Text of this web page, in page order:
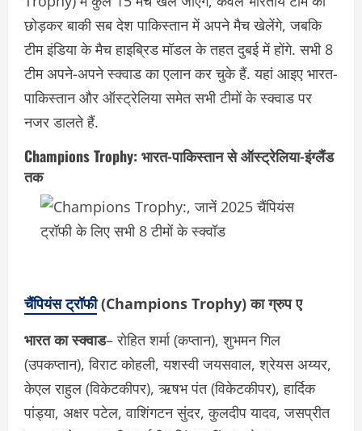
छोड़कर बाकी सब देश पाकिस्तान में अपने मैच खेलेंगे, जबकि
टीम इंडिया के मैच हाइब्रिड मॉडल के तहत दुबई में होंगे. सभी 8
टीम अपने-अपने स्क्वाड का एलान कर चुके हैं. यहां आइए भारत-
पाकिस्तान और ऑस्ट्रेलिया समेत सभी टीमों के स्क्वाड पर
नजर डालते हैं.
Champions Trophy: भारत-पाकिस्तान से ऑस्ट्रेलिया-इंग्लैंड
तक
चैंपियंस ट्रॉफी(Champions Trophy) का ग्रुप ए
भारत का स्क्वाड– रोहित शर्मा (कप्तान), शुभमन गिल
(उपकप्तान), विराट कोहली, यशस्वी जयसवाल, श्रेयस अय्यर,
केएल राहुल (विकेटकीपर), ऋषभ पंत (विकेटकीपर), हार्दिक
पांड्या, अक्षर पटेल, वाशिंगटन सुंदर, कुलदीप यादव, जसप्रीत